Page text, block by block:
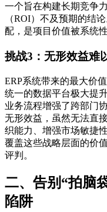
一个旨在构建长期竞争
（ROI）不及预期的结
配，是项目价值被系统
挑战3：无形效益难
ERP系统带来的最大价
统一的数据平台极大提
业务流程增强了跨部门
无形效益，虽然无法直
织能力、增强市场敏捷
覆盖这些战略层面的价
评判。
二、告别“拍脑
陷阱